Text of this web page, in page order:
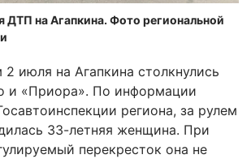
ДТП на Агапкина. Фото региональной
июля на Агапкина столкнулись
и «Приора». По информации
региона, за рулем
33-летняя женщина. При
перекресток она не